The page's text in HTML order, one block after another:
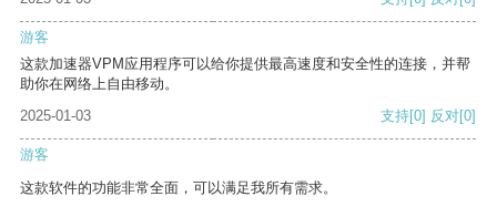
游客
这款加速器VPM应用程序可以给你提供最高速度和安全性的连接，并帮
助你在网络上自由移动。
2025-01-03
支持[0] 反对[0]
游客
这款软件的功能非常全面，可以满足我所有需求。